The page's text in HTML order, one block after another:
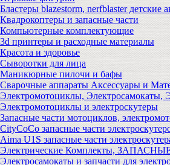
Бластеры blazestorm, nerfblaster детские
Квадрокоптеры и запасные части
Компьютерные комплектующие
3d принтеры и расходные материалы
Красота и здоровье
Сыворотки для лица
Маникюрные пилочи и бафы
Сварочные аппараты Аксессуары и
Электромотоциклы, Электросамокаты,
Электромотоциклы и электроскутеры
Запасные части мотоциклов,
CityCoCo запасные части
Aima U1S запасные части
Электрические Комплекты,
Электросамокаты и запчасти для